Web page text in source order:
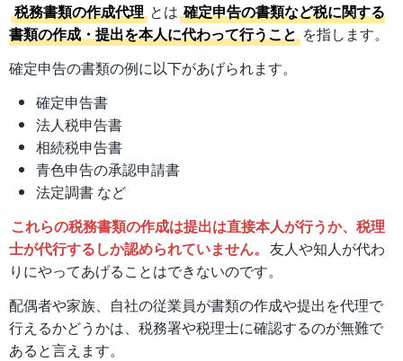
税務書類の作成代理 とは 確定申告の書類など税に関する
書類の作成・提出を本人に代わって行うこと を指します。
確定申告の書類の例に以下があげられます。
確定申告書
法人税申告書
相続税申告書
青色申告の承認申請書
法定調書 など
これらの税務書類の作成は提出は直接本人が行うか、税理
士が代行するしか認められていません。 友人や知人が代わ
りにやってあげることはできないのです。
配偶者や家族、自社の従業員が書類の作成や提出を代理で
行えるかどうかは、税務署や税理士に確認するのが無難で
あると言えます。